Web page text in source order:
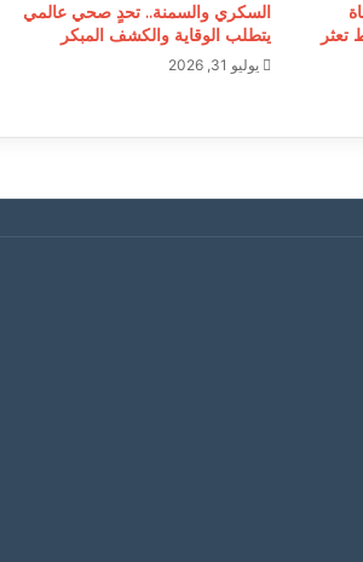
السكري والسمنة.. تحدٍ صحي عالمي
يتطلب الوقاية والكشف المبكر
يوليو 31, 2026